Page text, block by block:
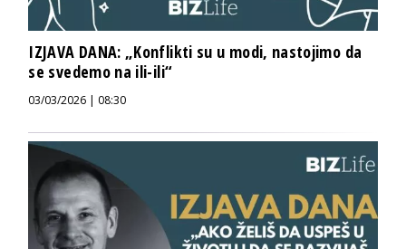
IZJAVA DANA: „Konflikti su u modi, nastojimo da
se svedemo na ili-ili“
03/03/2026 | 08:30